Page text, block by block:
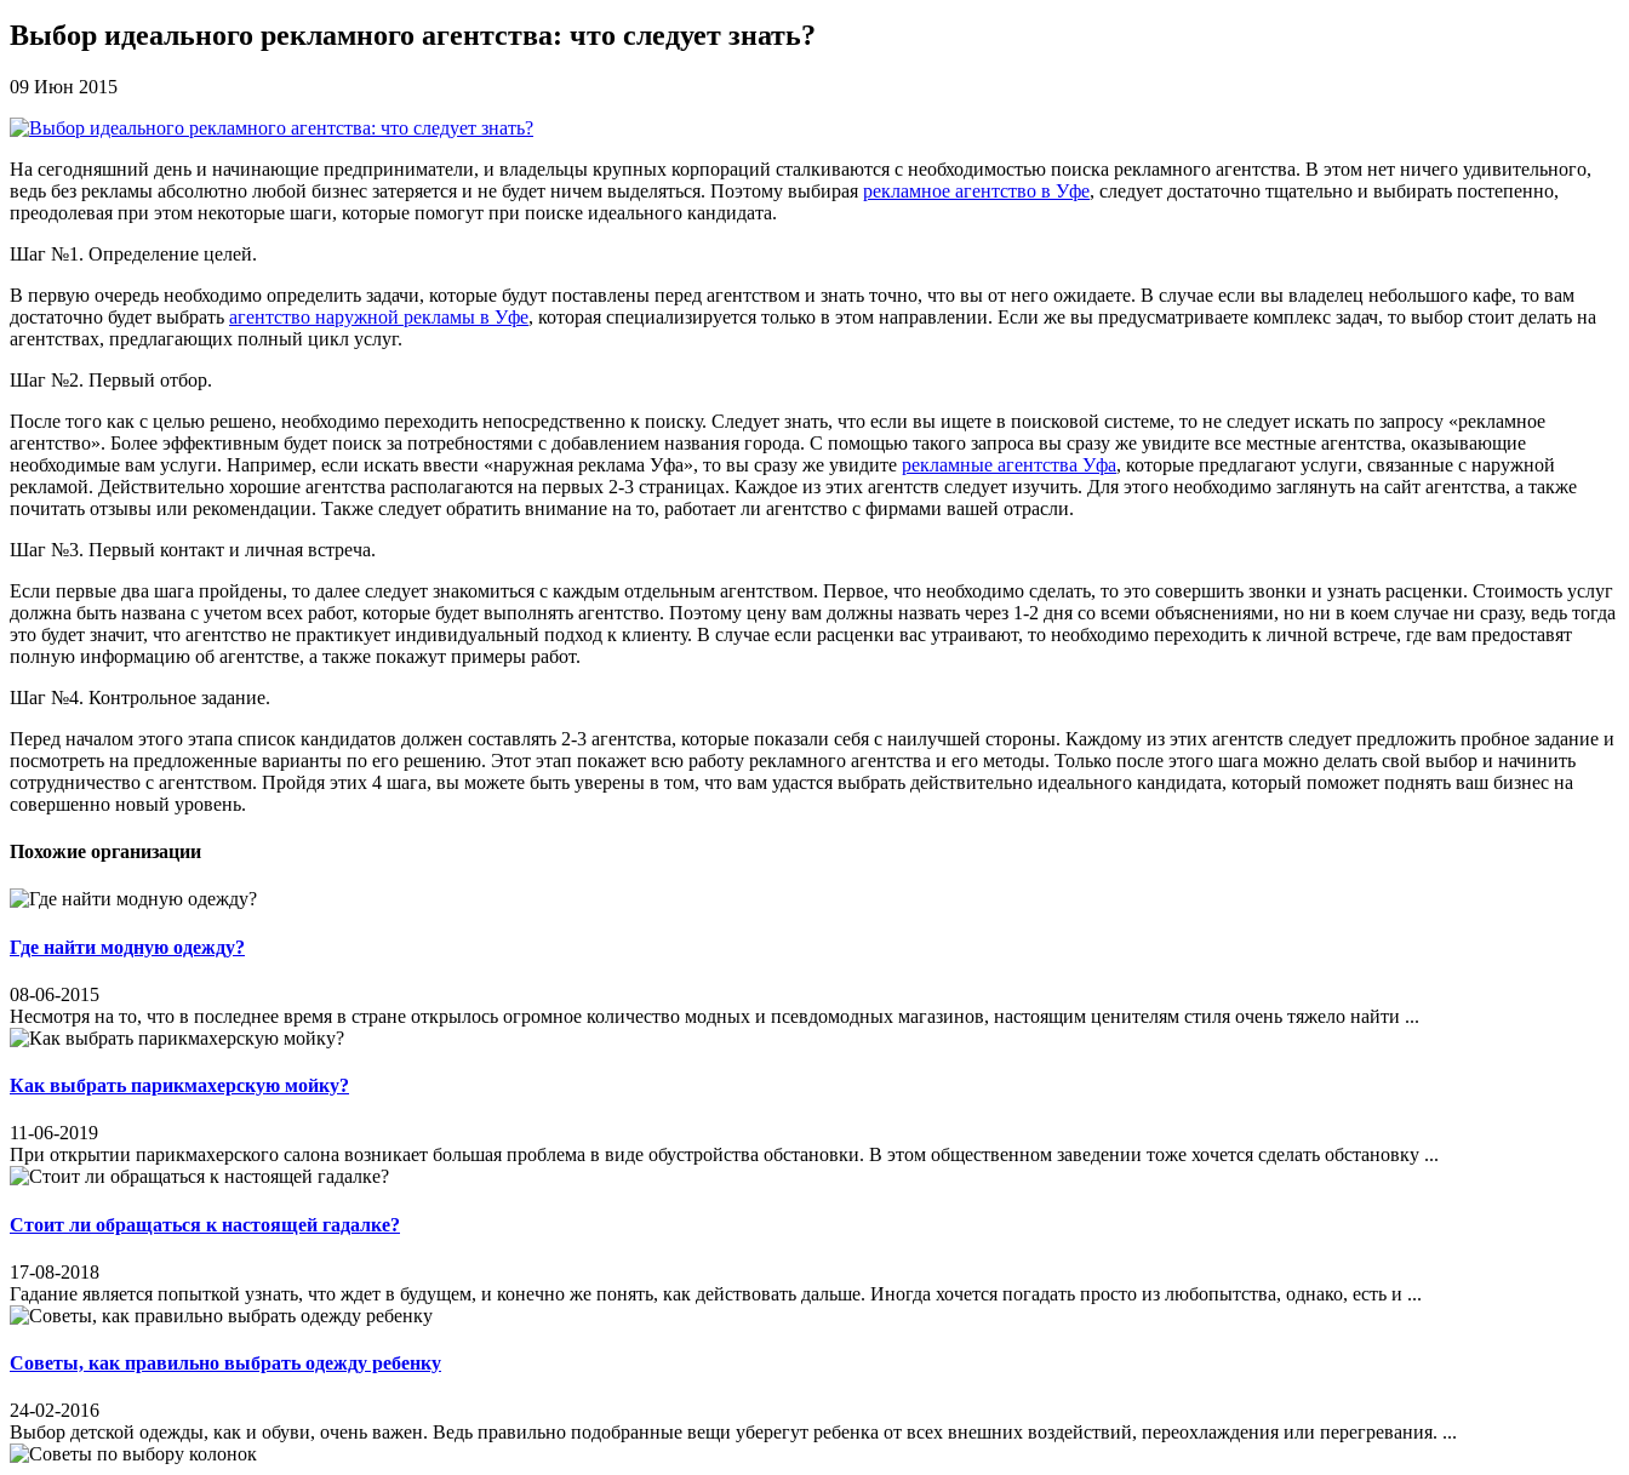
Выбор идеального рекламного агентства: что следует знать?
09 Июн 2015
На сегодняшний день и начинающие предприниматели, и владельцы крупных корпораций сталкиваются с необходимостью поиска рекламного агентства. В этом нет ничего удивительного,
ведь без рекламы абсолютно любой бизнес затеряется и не будет ничем выделяться. Поэтому выбирая рекламное агентство в Уфе, следует достаточно тщательно и выбирать постепенно,
преодолевая при этом некоторые шаги, которые помогут при поиске идеального кандидата.
Шаг №1. Определение целей.
В первую очередь необходимо определить задачи, которые будут поставлены перед агентством и знать точно, что вы от него ожидаете. В случае если вы владелец небольшого кафе, то вам
достаточно будет выбрать агентство наружной рекламы в Уфе, которая специализируется только в этом направлении. Если же вы предусматриваете комплекс задач, то выбор стоит делать на
агентствах, предлагающих полный цикл услуг.
Шаг №2. Первый отбор.
После того как с целью решено, необходимо переходить непосредственно к поиску. Следует знать, что если вы ищете в поисковой системе, то не следует искать по запросу «рекламное
агентство». Более эффективным будет поиск за потребностями с добавлением названия города. С помощью такого запроса вы сразу же увидите все местные агентства, оказывающие
необходимые вам услуги. Например, если искать ввести «наружная реклама Уфа», то вы сразу же увидите рекламные агентства Уфа, которые предлагают услуги, связанные с наружной
рекламой. Действительно хорошие агентства располагаются на первых 2-3 страницах. Каждое из этих агентств следует изучить. Для этого необходимо заглянуть на сайт агентства, а также
почитать отзывы или рекомендации. Также следует обратить внимание на то, работает ли агентство с фирмами вашей отрасли.
Шаг №3. Первый контакт и личная встреча.
Если первые два шага пройдены, то далее следует знакомиться с каждым отдельным агентством. Первое, что необходимо сделать, то это совершить звонки и узнать расценки. Стоимость услуг
должна быть названа с учетом всех работ, которые будет выполнять агентство. Поэтому цену вам должны назвать через 1-2 дня со всеми объяснениями, но ни в коем случае ни сразу, ведь тогда
это будет значит, что агентство не практикует индивидуальный подход к клиенту. В случае если расценки вас утраивают, то необходимо переходить к личной встрече, где вам предоставят
полную информацию об агентстве, а также покажут примеры работ.
Шаг №4. Контрольное задание.
Перед началом этого этапа список кандидатов должен составлять 2-3 агентства, которые показали себя с наилучшей стороны. Каждому из этих агентств следует предложить пробное задание и
посмотреть на предложенные варианты по его решению. Этот этап покажет всю работу рекламного агентства и его методы. Только после этого шага можно делать свой выбор и начинить
сотрудничество с агентством. Пройдя этих 4 шага, вы можете быть уверены в том, что вам удастся выбрать действительно идеального кандидата, который поможет поднять ваш бизнес на
совершенно новый уровень.
Похожие организации
Где найти модную одежду?
08-06-2015
Несмотря на то, что в последнее время в стране открылось огромное количество модных и псевдомодных магазинов, настоящим ценителям стиля очень тяжело найти ...
Как выбрать парикмахерскую мойку?
11-06-2019
При открытии парикмахерского салона возникает большая проблема в виде обустройства обстановки. В этом общественном заведении тоже хочется сделать обстановку ...
Стоит ли обращаться к настоящей гадалке?
17-08-2018
Гадание является попыткой узнать, что ждет в будущем, и конечно же понять, как действовать дальше. Иногда хочется погадать просто из любопытства, однако, есть и ...
Советы, как правильно выбрать одежду ребенку
24-02-2016
Выбор детской одежды, как и обуви, очень важен. Ведь правильно подобранные вещи уберегут ребенка от всех внешних воздействий, переохлаждения или перегревания. ...